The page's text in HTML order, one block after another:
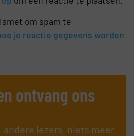
om spam te
je reactie gegevens worden
ontvang ons
andere lezers, niets meer